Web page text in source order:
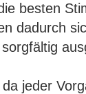
besten
dadurch
jeder